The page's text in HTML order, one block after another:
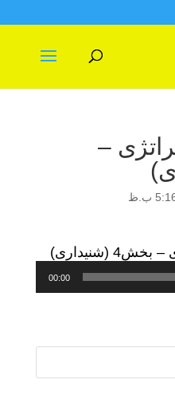
–
(شنیداری)
00:00